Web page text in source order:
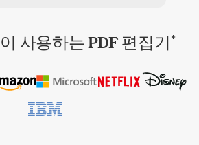
사용하는 PDF 편집기 *